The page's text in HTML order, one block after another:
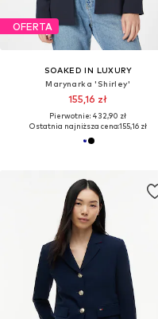
OFERTA
SOAKED IN LUXURY
Marynarka 'Shirley'
155,16 zł
Pierwotnie: 432,90 zł
Ostatnia najniższa cena:155,16 zł